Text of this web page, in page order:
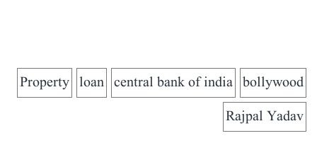
bollywood
central bank of india
loan
Property
Rajpal Yadav